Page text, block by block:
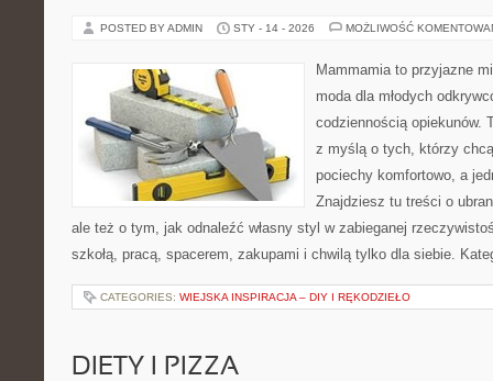
POSTED BY ADMIN STY - 14 - 2026 MOŻLIWOŚĆ
Mammamia to przyjazne
moda dla młodych
codziennością opiekunów.
z myślą o tych, którzy
pociechy komfortowo, a
Znajdziesz tu treści o
ale też o tym, jak odnaleźć własny styl w zabieganej
szkołą, pracą, spacerem, zakupami i chwilą tylko dla siebie.
CATEGORIES: WIEJSKA INSPIRACJA – DIY I RĘKODZIEŁO
DIETY I PIZZA